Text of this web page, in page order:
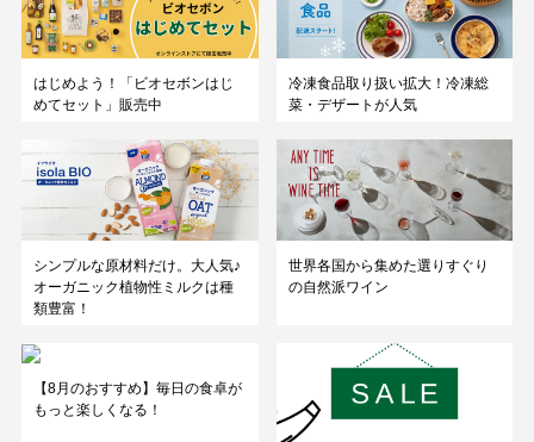
はじめよう！「ビオセボンはじ
めてセット」販売中
冷凍食品取り扱い拡大！冷凍総
菜・デザートが人気
シンプルな原材料だけ。大人気♪
オーガニック植物性ミルクは種
類豊富！
世界各国から集めた選りすぐり
の自然派ワイン
【8月のおすすめ】毎日の食卓が
もっと楽しくなる！